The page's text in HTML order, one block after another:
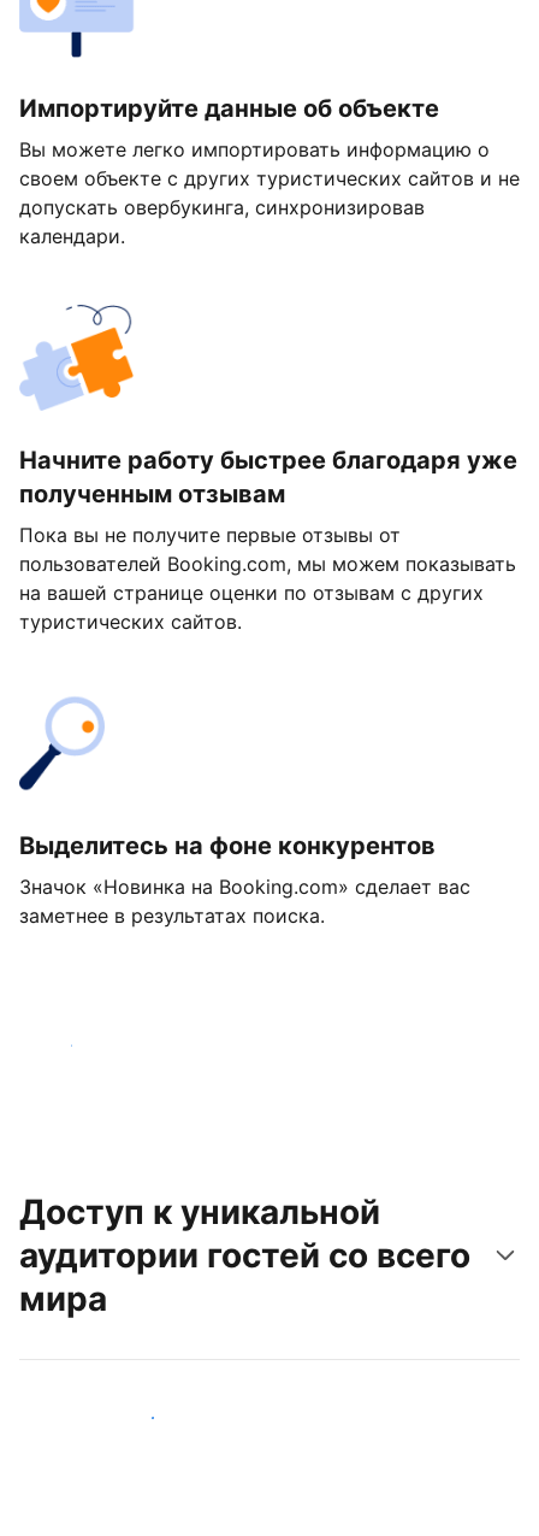
Импортируйте данные об объекте
Вы можете легко импортировать информацию о
своем объекте с других туристических сайтов и не
допускать овербукинга, синхронизировав
календари.
Начните работу быстрее благодаря уже
полученным отзывам
Пока вы не получите первые отзывы от
пользователей Booking.com, мы можем показывать
на вашей странице оценки по отзывам с других
туристических сайтов.
Выделитесь на фоне конкурентов
Значок «Новинка на Booking.com» сделает вас
заметнее в результатах поиска.
Начать
Доступ к уникальной
аудитории гостей со всего
мира
Привлечь новых гостей